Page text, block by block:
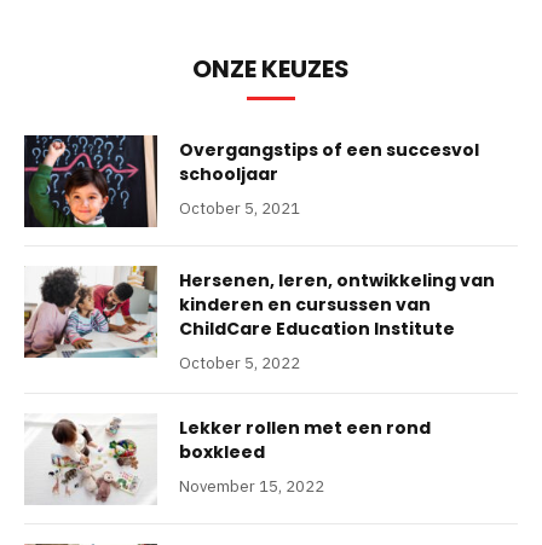
ONZE KEUZES
Overgangstips of een succesvol
schooljaar
October 5, 2021
Hersenen, leren, ontwikkeling van
kinderen en cursussen van
ChildCare Education Institute
October 5, 2022
Lekker rollen met een rond
boxkleed
November 15, 2022